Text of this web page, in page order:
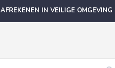
AFREKENEN IN VEILIGE OMGEVING